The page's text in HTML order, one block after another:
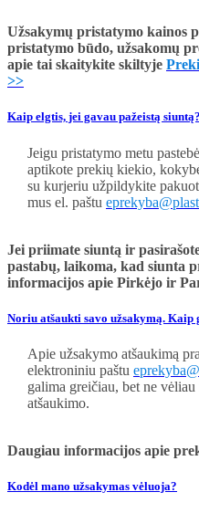
Užsakymų pristatymo kainos
pristatymo būdo, užsakomų
apie tai skaitykite skiltyje
>>
Kaip elgtis, jei gavau pažeistą siuntą?
Jeigu pristatymo metu
aptikote prekių kiekio,
su kurjeriu užpildykite
mus el. paštu
Jei priimate siuntą ir
pastabų, laikoma, kad siunta
informacijos apie Pirkėjo ir
Noriu atšaukti savo užsakymą.
Apie užsakymo atšaukimą
elektroniniu paštu
galima greičiau, bet ne
atšaukimo.
Daugiau informacijos apie
Kodėl mano užsakymas vėluoja?